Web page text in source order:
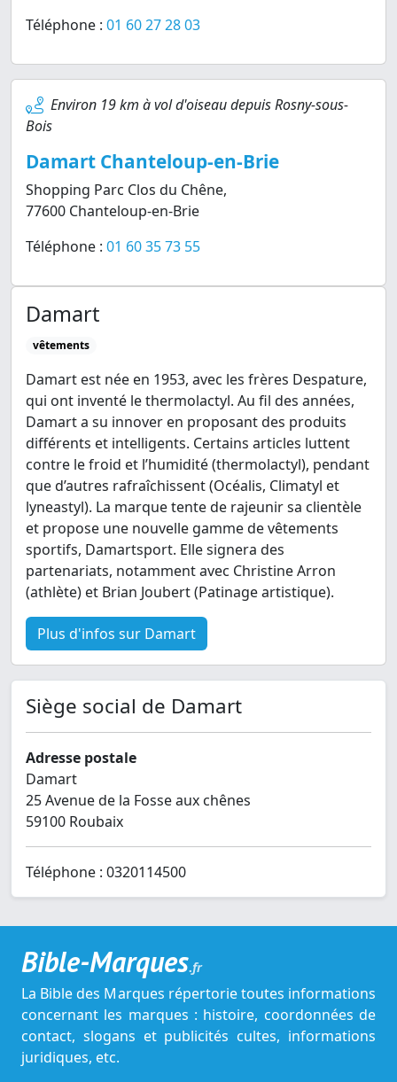
Téléphone : 01 60 27 28 03
Environ 19 km à vol d'oiseau depuis Rosny-sous-
Bois
Damart Chanteloup-en-Brie
Shopping Parc Clos du Chêne,
77600 Chanteloup-en-Brie
Téléphone : 01 60 35 73 55
Damart
vêtements
Damart est née en 1953, avec les frères Despature,
qui ont inventé le thermolactyl. Au fil des années,
Damart a su innover en proposant des produits
différents et intelligents. Certains articles luttent
contre le froid et l’humidité (thermolactyl), pendant
que d’autres rafraîchissent (Océalis, Climatyl et
lyneastyl). La marque tente de rajeunir sa clientèle
et propose une nouvelle gamme de vêtements
sportifs, Damartsport. Elle signera des
partenariats, notamment avec Christine Arron
(athlète) et Brian Joubert (Patinage artistique).
Plus d'infos sur Damart
Siège social de Damart
Adresse postale
Damart
25 Avenue de la Fosse aux chênes
59100 Roubaix
Téléphone : 0320114500
Bible-Marques.fr
La Bible des Marques répertorie toutes informations
concernant les marques : histoire, coordonnées de
contact, slogans et publicités cultes, informations
juridiques, etc.